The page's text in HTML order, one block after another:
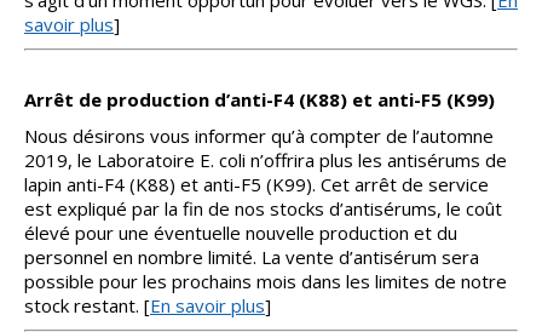
savoir plus]
Arrêt de production d’anti-F4 (K88) et anti-F5 (K99)
Nous désirons vous informer qu’à compter de l’automne
2019, le Laboratoire E. coli n’offrira plus les antisérums de
lapin anti-F4 (K88) et anti-F5 (K99). Cet arrêt de service
est expliqué par la fin de nos stocks d’antisérums, le coût
élevé pour une éventuelle nouvelle production et du
personnel en nombre limité. La vente d’antisérum sera
possible pour les prochains mois dans les limites de notre
stock restant. [En savoir plus]